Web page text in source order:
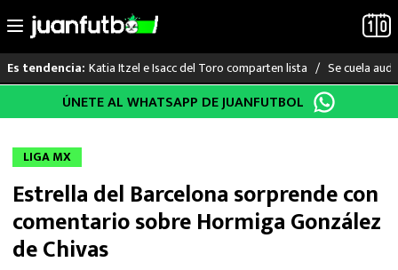
al
Es tendencia: Katia Itzel e Isacc del Toro comparten lista Se cuela
LO ÚLTIMO
LIGA MX
RAYADOS
PUMAS
ÚNETE AL WHATSAPP DE JUANFUTBOL
LIGA MX
Estrella del Barcelona sorprende con
comentario sobre Hormiga González
de Chivas